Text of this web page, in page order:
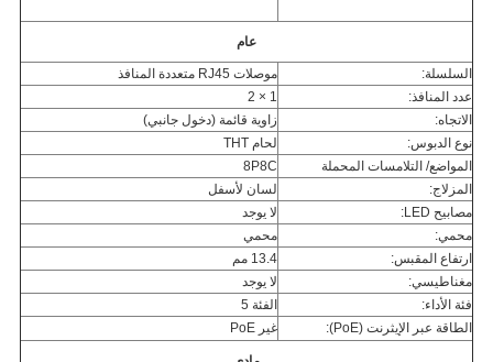
عام
السلسلة:
موصلات RJ45 متعددة المنافذ
عدد المنافذ:
1 × 2
الاتجاه:
زاوية قائمة (دخول جانبي)
نوع الدبوس:
لحام THT
المواضع/ التلامسات المحملة
8P8C
المزلاج:
لسان لأسفل
مصابيح LED:
لا يوجد
محمي:
محمي
ارتفاع المقبس:
13.4 مم
مغناطيسي:
لا يوجد
فئة الأداء:
الفئة 5
الطاقة عبر الإيثرنت (PoE):
غير PoE